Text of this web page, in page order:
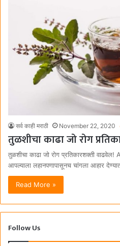
सर्व काही मराठी November 22, 2020
तुळशीचा काढा जो रोग
तुळशीचा काढा जो रोग प्रतिकारशक्ती
आपल्याला लहानपणापासूनच चांगला आहार
Read More »
Follow Us